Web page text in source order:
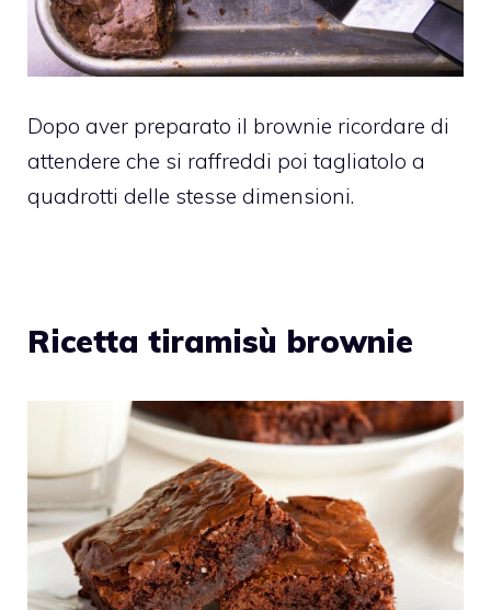
Dopo aver preparato il brownie ricordare di
attendere che si raffreddi poi tagliatolo a
quadrotti delle stesse dimensioni.
Ricetta tiramisù brownie